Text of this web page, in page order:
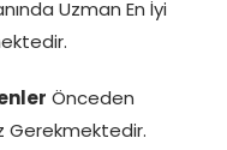
Uzman En İyi
Önceden
Gerekmektedir.